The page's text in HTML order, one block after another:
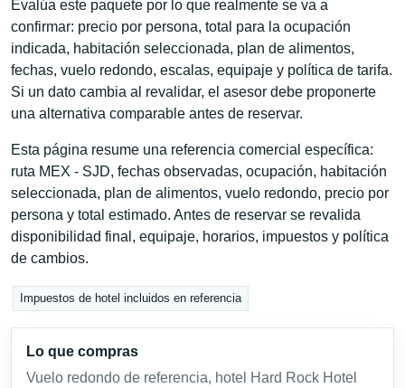
Evalúa este paquete por lo que realmente se va a
confirmar: precio por persona, total para la ocupación
indicada, habitación seleccionada, plan de alimentos,
fechas, vuelo redondo, escalas, equipaje y política de tarifa.
Si un dato cambia al revalidar, el asesor debe proponerte
una alternativa comparable antes de reservar.
Esta página resume una referencia comercial específica:
ruta MEX - SJD, fechas observadas, ocupación, habitación
seleccionada, plan de alimentos, vuelo redondo, precio por
persona y total estimado. Antes de reservar se revalida
disponibilidad final, equipaje, horarios, impuestos y política
de cambios.
Impuestos de hotel incluidos en referencia
Lo que compras
Vuelo redondo de referencia, hotel Hard Rock Hotel